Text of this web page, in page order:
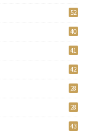
52
40
41
42
28
28
43